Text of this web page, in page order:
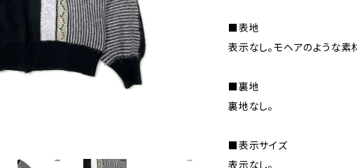
■表地
表示なし。モヘアのような素
■裏地
裏地なし。
■表示サイズ
表示なし。